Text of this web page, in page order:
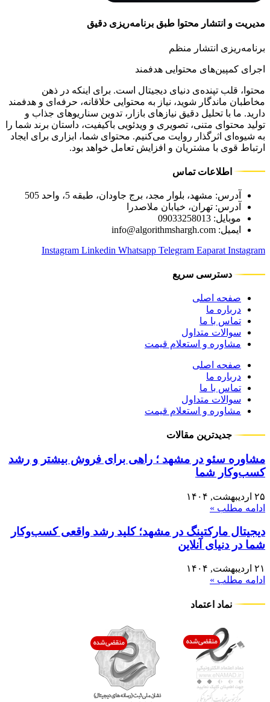
مدیریت و انتشار محتوا طبق برنامه‌ریزی دقیق
برنامه‌ریزی انتشار منظم
اجرای کمپین‌های محتوایی هدفمند
محتوا، قلب تپنده‌ی دنیای دیجیتال است. برای اینکه در ذهن
مخاطبان ماندگار شوید، نیاز به محتوایی خلاقانه، حرفه‌ای و هدفمند
دارید. ما با تحلیل دقیق نیازهای بازار، تدوین سناریوهای جذاب و
تولید محتوای متنی، تصویری و ویدئویی باکیفیت، داستان برند شما را
به شیوه‌ای اثرگذار روایت می‌کنیم. محتوای شما، ابزاری برای ایجاد
ارتباط قوی با مشتریان و افزایش تعامل خواهد بود.
اطلاعات تماس
آدرس: مشهد، بلوار مجد، برج جاودان، طبقه 5، واحد 505
آدرس: تهران، خیابان ملاصدرا
موبایل: 09033258013
ایمیل: info@algorithmshargh.com
Instagram Linkedin Whatsapp Telegram Eaparat Instagram
دسترسی سریع
صفحه اصلی
درباره ما
تماس با ما
سوالات متداول
مشاوره و استعلام قیمت
صفحه اصلی
درباره ما
تماس با ما
سوالات متداول
مشاوره و استعلام قیمت
جدیدترین مقالات
مشاوره سئو در مشهد ؛ راهی برای فروش بیشتر و رشد
کسب‌وکار شما
۲۵ اردیبهشت, ۱۴۰۴
ادامه مطلب »
دیجیتال مارکتینگ در مشهد؛ کلید رشد واقعی کسب‌وکار
شما در دنیای آنلاین
۲۱ اردیبهشت, ۱۴۰۴
ادامه مطلب »
نماد اعتماد